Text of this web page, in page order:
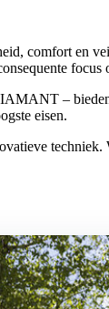
comfort en
– bieden
eisen.